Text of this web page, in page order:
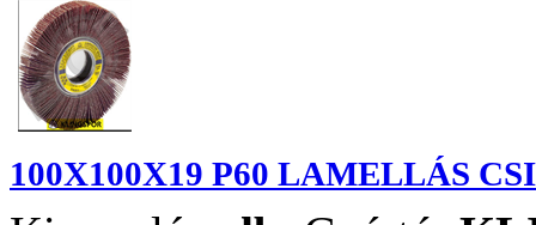
100X100X19 P60 LAMELLÁS